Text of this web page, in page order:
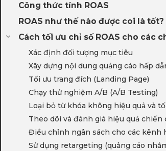
Công thức tính ROAS
ROAS như thế nào được coi là tốt?
Cách tối ưu chỉ số ROAS cho các
Xác định đối tượng mục tiêu
Xây dựng nội dung quảng cáo hấp
Tối ưu trang đích (Landing Page)
Chạy thử nghiệm A/B (A/B Testing)
Loại bỏ từ khóa không hiệu quả và
Theo dõi và đánh giá hiệu quả chiến
Điều chỉnh ngân sách cho các kênh
Sử dụng retargeting (quảng cáo